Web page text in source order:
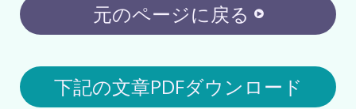
元のページに戻る
下記の文章PDFダウンロード